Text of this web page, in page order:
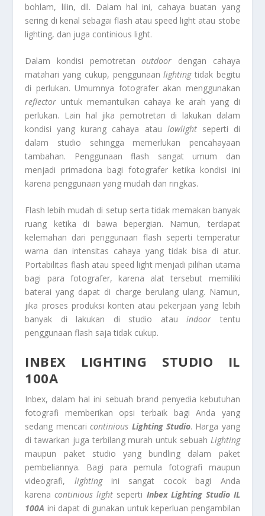
bohlam, lilin, dll. Dalam hal ini, cahaya buatan yang
sering di kenal sebagai flash atau speed light atau stobe
lighting, dan juga continious light.
Dalam kondisi pemotretanoutdoor dengan cahaya
matahari yang cukup, penggunaanlightingtidak begitu
di perlukan. Umumnya fotografer akan menggunakan
reflector untuk memantulkan cahaya ke arah yang di
perlukan. Lain hal jika pemotretan di lakukan dalam
kondisi yang kurang cahaya atau lowlightseperti di
dalam studio sehingga memerlukan pencahayaan
tambahan. Penggunaan flash sangat umum dan
menjadi primadona bagi fotografer ketika kondisi ini
karena penggunaan yang mudah dan ringkas.
Flash lebih mudah di setup serta tidak memakan banyak
ruang ketika di bawa bepergian. Namun, terdapat
kelemahan dari penggunaan flash seperti temperatur
warna dan intensitas cahaya yang tidak bisa di atur.
Portabilitas flash atau speed light menjadi pilihan utama
bagi para fotografer, karena alat tersebut memiliki
baterai yang dapat di charge berulang ulang. Namun,
jika proses produksi konten atau pekerjaan yang lebih
banyak di lakukan di studio atauindoor tentu
penggunaan flash saja tidak cukup.
INBEX LIGHTING STUDIO IL
100A
Inbex, dalam hal ini sebuah brand penyedia kebutuhan
fotografi memberikan opsi terbaik bagi Anda yang
sedang mencaricontinious Lighting Studio. Harga yang
di tawarkan juga terbilang murah untuk sebuah Lighting
maupun paket studio yang bundling dalam paket
pembeliannya. Bagi para pemula fotografi maupun
videografi, lightingini sangat cocok bagi Anda
karenacontinious light seperti Inbex Lighting Studio IL
100A ini dapat di gunakan untuk keperluan pengambilan